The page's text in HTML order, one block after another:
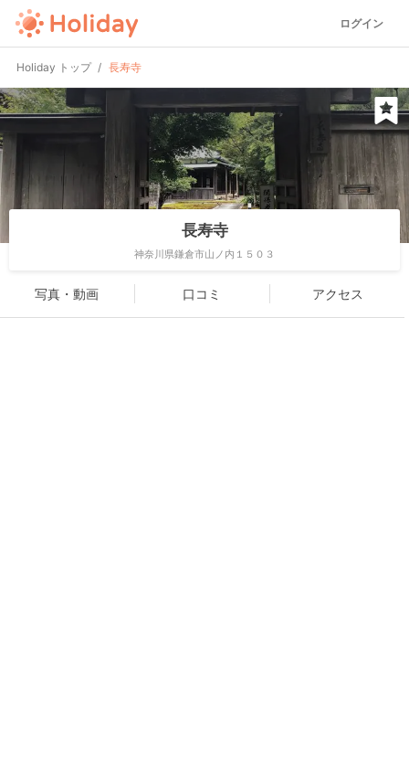
ログイン
Holiday トップ 長寿寺
長寿寺
神奈川県鎌倉市山ノ内１５０３
写真・動画 口コミ アクセス